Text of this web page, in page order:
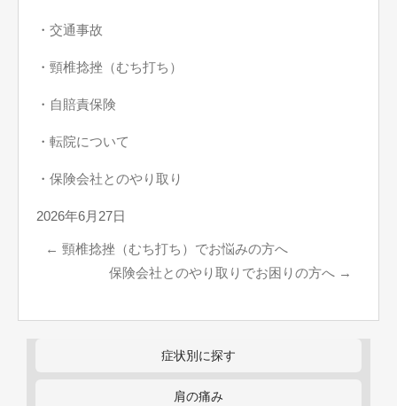
・ 交通事故
・ 頸椎捻挫（むち打ち）
・ 自賠責保険
・ 転院について
・ 保険会社とのやり取り
2026年6月27日
← 頸椎捻挫（むち打ち）でお悩みの方へ
保険会社とのやり取りでお困りの方へ →
症状別に探す
肩の痛み